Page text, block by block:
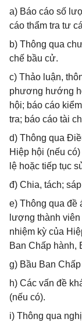
a) Báo cáo số
cáo thẩm tra tư
b) Thông qua
chế bầu cử.
c) Thảo luận,
phương hướng
hội; báo cáo
tra; báo cáo tài
d) Thông qua
Hiệp hội (nếu
lệ hoặc tiếp tục
đ) Chia, tách;
e) Thông qua đề
lượng thành
nhiệm kỳ của
Ban Chấp hành,
g) Bầu Ban
h) Các vấn đề
(nếu có).
i) Thông qua